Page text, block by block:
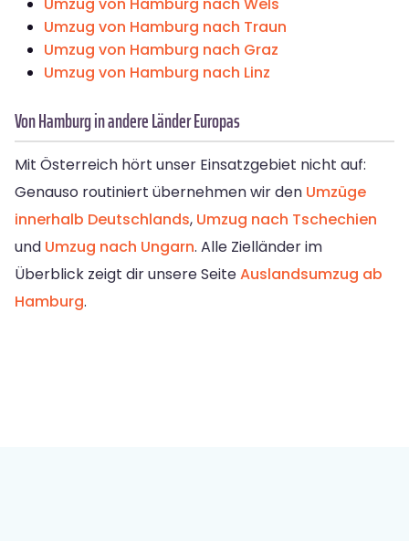
Umzug von Hamburg nach Wels
Umzug von Hamburg nach Traun
Umzug von Hamburg nach Graz
Umzug von Hamburg nach Linz
Von Hamburg in andere Länder Europas
Mit Österreich hört unser Einsatzgebiet nicht auf:
Genauso routiniert übernehmen wir den Umzüge
innerhalb Deutschlands, Umzug nach Tschechien
und Umzug nach Ungarn. Alle Zielländer im
Überblick zeigt dir unsere SeiteAuslandsumzug ab
Hamburg.